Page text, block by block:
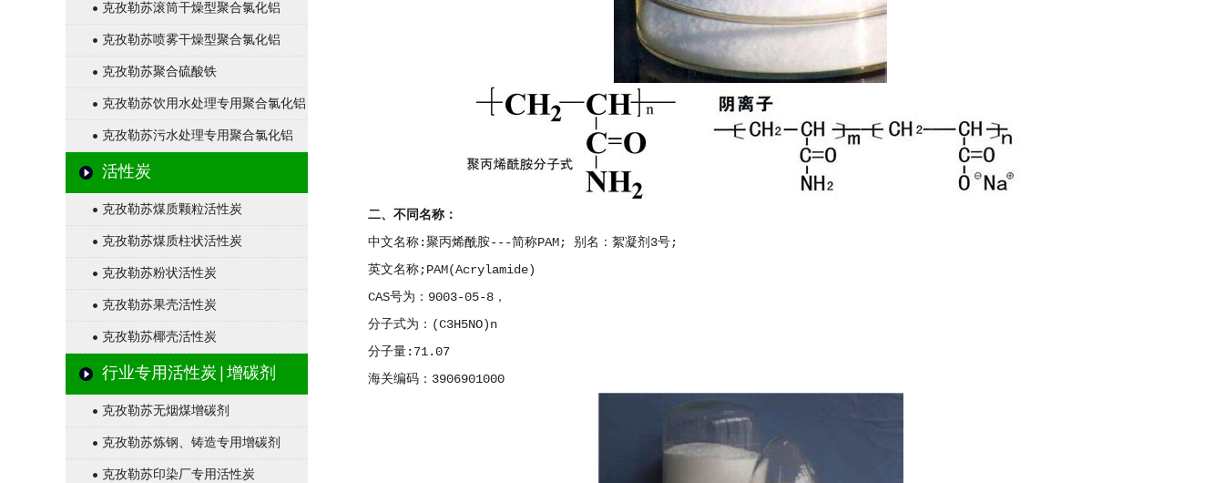
克孜勒苏滚筒干燥型聚合氯化铝
克孜勒苏喷雾干燥型聚合氯化铝
克孜勒苏聚合硫酸铁
克孜勒苏饮用水处理专用聚合氯化铝
克孜勒苏污水处理专用聚合氯化铝
活性炭
克孜勒苏煤质颗粒活性炭
克孜勒苏煤质柱状活性炭
克孜勒苏粉状活性炭
克孜勒苏果壳活性炭
克孜勒苏椰壳活性炭
行业专用活性炭|增碳剂
克孜勒苏无烟煤增碳剂
克孜勒苏炼钢、铸造专用增碳剂
克孜勒苏印染厂专用活性炭
二、不同名称：
中文名称:聚丙烯酰胺---简称PAM; 别名：絮凝剂3号;
英文名称;PAM(Acrylamide)
CAS号为：9003-05-8，
分子式为：(C3H5NO)n
分子量:71.07
海关编码：3906901000